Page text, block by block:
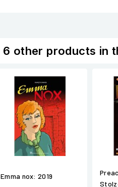
6 other products in
Emma nox: 2019